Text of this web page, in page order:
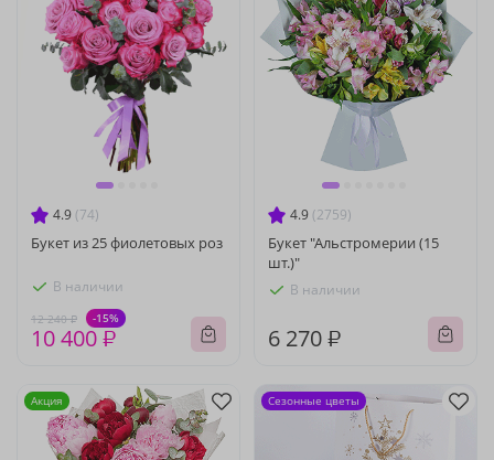
4.9 (74)
Букет из 25 фиолетовых роз
В наличии
12 240 ₽ -15%
10 400 ₽
4.9 (2759)
Букет "Альстромерии (15
шт.)"
В наличии
6 270 ₽
Акция Сезонные цветы